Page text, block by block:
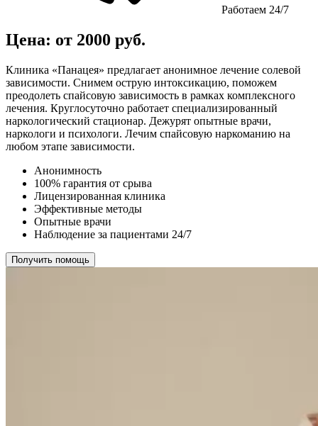
Работаем 24/7
Цена: от 2000 руб.
Клиника «Панацея» предлагает анонимное лечение солевой
зависимости. Снимем острую интоксикацию, поможем
преодолеть спайсовую зависимость в рамках комплексного
лечения. Круглосуточно работает специализированный
наркологический стационар. Дежурят опытные врачи,
наркологи и психологи. Лечим спайсовую наркоманию на
любом этапе зависимости.
Анонимность
100% гарантия от срыва
Лицензированная клиника
Эффективные методы
Опытные врачи
Наблюдение за пациентами 24/7
Получить помощь